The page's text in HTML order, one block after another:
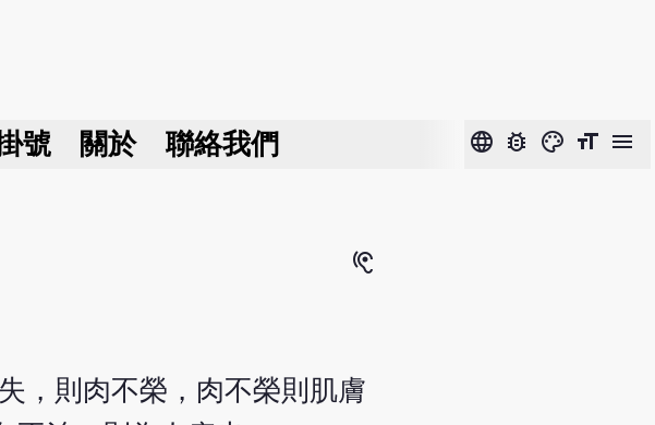
號 關於 聯絡我們 language bug_report color_lens format_size menu
hearing
，則肉不榮，肉不榮則肌膚